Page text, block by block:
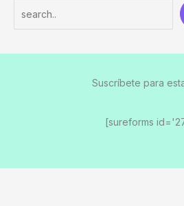
Suscríbete para
[sureforms